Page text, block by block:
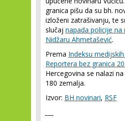
granica pišu da su bh.
izloženi zatrašivanju, te
slučaj napada policije na
Nidžaru Ahmetašević.
Prema Indeksu
Reportera bez granica
Hercegovina se nalazi
180 zemalja.
Izvor: BH novinari, RSF